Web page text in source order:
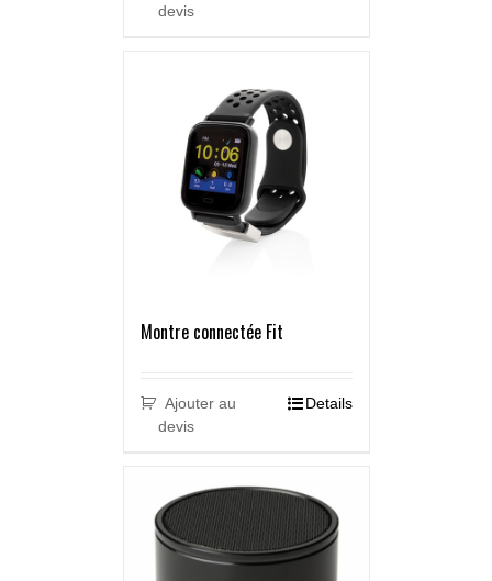
devis
Montre connectée Fit
Ajouter au
devis
Details